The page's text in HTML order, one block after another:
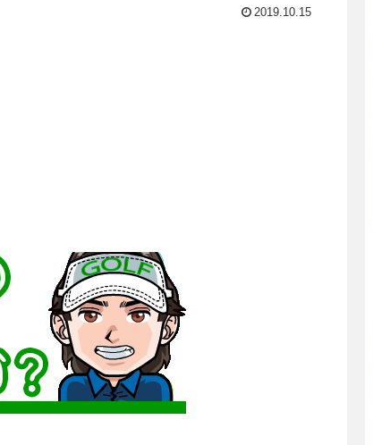
2019.10.15